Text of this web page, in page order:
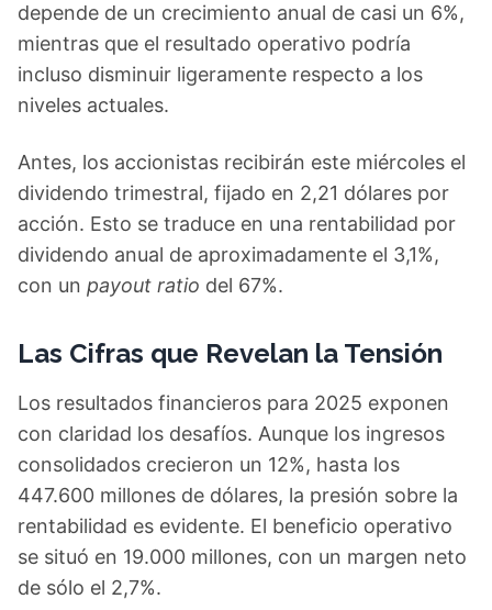
depende de un crecimiento anual de casi un 6%,
mientras que el resultado operativo podría
incluso disminuir ligeramente respecto a los
niveles actuales.
Antes, los accionistas recibirán este miércoles el
dividendo trimestral, fijado en 2,21 dólares por
acción. Esto se traduce en una rentabilidad por
dividendo anual de aproximadamente el 3,1%,
con un payout ratio del 67%.
Las Cifras que Revelan la Tensión
Los resultados financieros para 2025 exponen
con claridad los desafíos. Aunque los ingresos
consolidados crecieron un 12%, hasta los
447.600 millones de dólares, la presión sobre la
rentabilidad es evidente. El beneficio operativo
se situó en 19.000 millones, con un margen neto
de sólo el 2,7%.